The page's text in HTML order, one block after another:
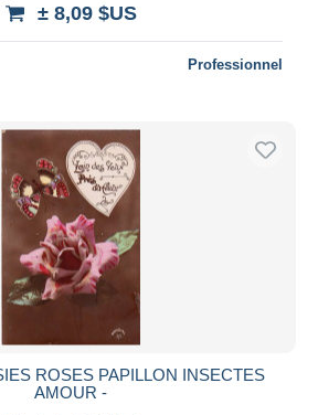
Appliquer
± 8,09 $US
Professionnel
ROSES PAPILLON INSECTES
AMOUR -